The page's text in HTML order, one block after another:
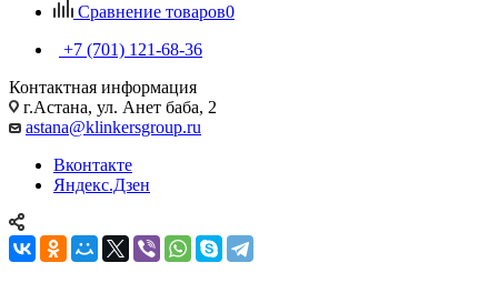
Сравнение товаров0
+7 (701) 121-68-36
Контактная информация
г.Астана, ул. Анет баба, 2
astana@klinkersgroup.ru
Вконтакте
Яндекс.Дзен